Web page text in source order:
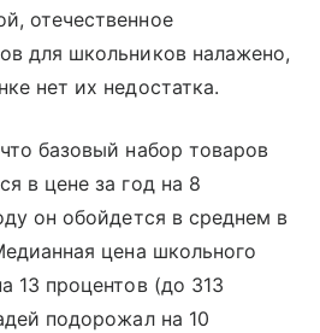
отечественное
для школьников налажено,
нет их недостатка.
базовый набор товаров
в цене за год на 8
он обойдется в среднем в
цена школьного
13 процентов (до 313
подорожал на 10